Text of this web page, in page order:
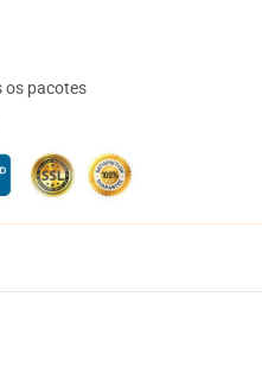
os pacotes